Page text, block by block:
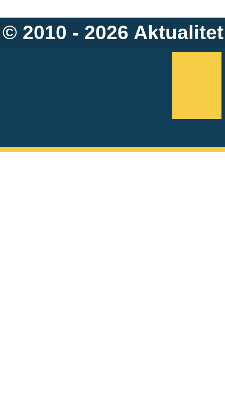
© 2010 - 2026 Aktualitet